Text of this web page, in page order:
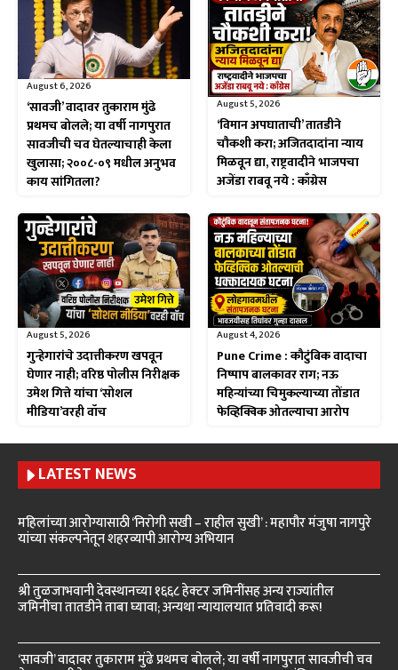
August 6, 2026
‘सावजी’ वादावर तुकाराम मुंढे
प्रथमच बोलले; या वर्षी नागपुरात
सावजीची चव घेतल्याचाही केला
खुलासा; २००८-०९ मधील अनुभव
काय सांगितला?
August 5, 2026
‘विमान अपघाताची’ तातडीने
चौकशी करा; अजितदादांना न्याय
मिळवून द्या, राष्ट्रवादीने भाजपचा
अजेंडा राबवू नये : काँग्रेस
August 5, 2026
गुन्हेगारांचे उदात्तीकरण खपवून
घेणार नाही; वरिष्ठ पोलीस निरीक्षक
उमेश गित्ते यांचा ‘सोशल
मीडिया’वरही वॉच
August 4, 2026
Pune Crime : कौटुंबिक वादाचा
निष्पाप बालकावर राग; नऊ
महिन्यांच्या चिमुकल्याच्या तोंडात
फेव्हिक्विक ओतल्याचा आरोप
LATEST NEWS
महिलांच्या आरोग्यासाठी ‘निरोगी सखी – राहील सुखी’ : महापौर मंजुषा नागपुरे
यांच्या संकल्पनेतून शहरव्यापी आरोग्य अभियान
श्री तुळजाभवानी देवस्थानच्या १६६८ हेक्टर जमिनींसह अन्य राज्यांतील
जमिनींचा तातडीने ताबा घ्यावा; अन्यथा न्यायालयात प्रतिवादी करू!
‘सावजी’ वादावर तुकाराम मुंढे प्रथमच बोलले; या वर्षी नागपुरात सावजीची चव